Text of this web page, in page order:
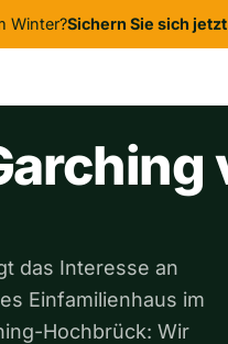
Winter?Sichern Sie sich
das Interesse an
Einfamilienhaus im
Hochbrück: Wir